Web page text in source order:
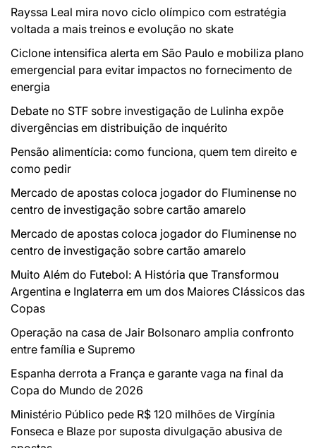
Rayssa Leal mira novo ciclo olímpico com estratégia
voltada a mais treinos e evolução no skate
Ciclone intensifica alerta em São Paulo e mobiliza plano
emergencial para evitar impactos no fornecimento de
energia
Debate no STF sobre investigação de Lulinha expõe
divergências em distribuição de inquérito
Pensão alimentícia: como funciona, quem tem direito e
como pedir
Mercado de apostas coloca jogador do Fluminense no
centro de investigação sobre cartão amarelo
Mercado de apostas coloca jogador do Fluminense no
centro de investigação sobre cartão amarelo
Muito Além do Futebol: A História que Transformou
Argentina e Inglaterra em um dos Maiores Clássicos das
Copas
Operação na casa de Jair Bolsonaro amplia confronto
entre família e Supremo
Espanha derrota a França e garante vaga na final da
Copa do Mundo de 2026
Ministério Público pede R$ 120 milhões de Virgínia
Fonseca e Blaze por suposta divulgação abusiva de